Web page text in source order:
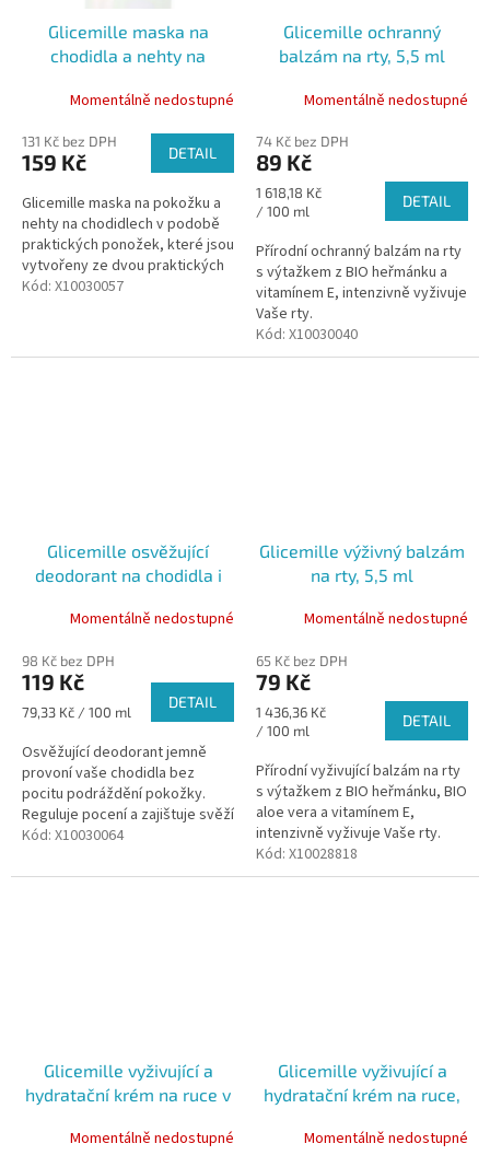
Glicemille maska na
chodidla a nehty na
Momentálně nedostupné
131 Kč bez DPH
159 Kč DETAIL
Glicemille maska na pokožku a
nehty na chodidlech v podobě
praktických ponožek, které jsou
vytvořeny ze dvou praktických
vrstev.
Kód: X10030057
Glicemille ochranný
balzám na rty, 5,5 ml
Momentálně nedostupné
74 Kč bez DPH
89 Kč
Měrná
cena:
1 618,18 Kč
/ 100 ml
DETAIL
Přírodní ochranný balzám na rty
s výtažkem z BIO heřmánku a
vitamínem E, intenzivně vyživuje
Vaše rty.
Kód: X10030040
Glicemille osvěžující
deodorant na chodidla i
Momentálně nedostupné
98 Kč bez DPH
119 Kč
Měrná
79,33 Kč / 100 ml
DETAIL
Osvěžující deodorant jemně
provoní vaše chodidla bez
pocitu podráždění pokožky.
Reguluje pocení a zajištuje svěží
a suchý pocit.
Kód: X10030064
Glicemille výživný balzám
na rty, 5,5 ml
Momentálně nedostupné
65 Kč bez DPH
79 Kč
Měrná
cena:
1 436,36 Kč
/ 100 ml
DETAIL
Přírodní vyživující balzám na rty
s výtažkem z BIO heřmánku, BIO
aloe vera a vitamínem E,
intenzivně vyživuje Vaše rty.
Kód: X10028818
Glicemille vyživující a
hydratační krém na ruce v
Momentálně nedostupné
Glicemille vyživující a
hydratační krém na ruce,
Momentálně nedostupné